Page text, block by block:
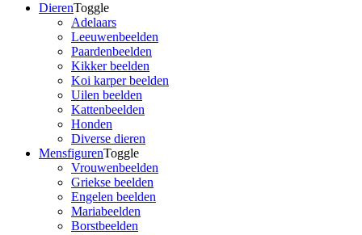
DierenToggle
Adelaars
Leeuwenbeelden
Paardenbeelden
Kikker beelden
Koi karper beelden
Uilen beelden
Kattenbeelden
Honden
Diverse dieren
MensfigurenToggle
Vrouwenbeelden
Griekse beelden
Engelen beelden
Mariabeelden
Borstbeelden